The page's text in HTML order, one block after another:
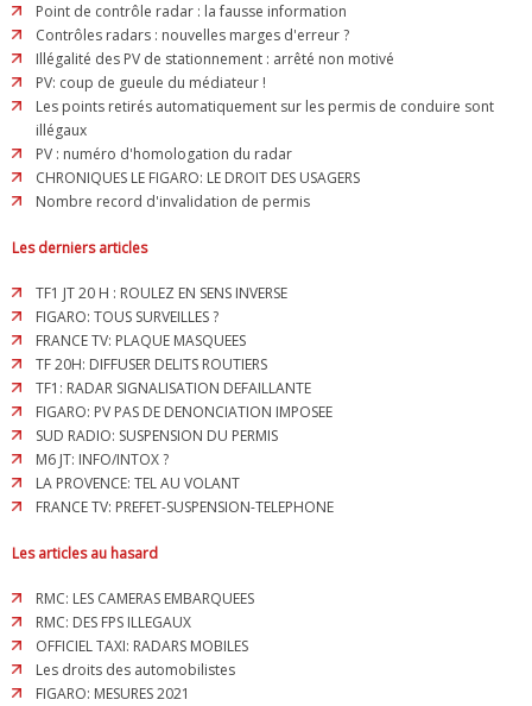
Point de contrôle radar : la fausse information
Contrôles radars : nouvelles marges d'erreur ?
Illégalité des PV de stationnement : arrêté non motivé
PV: coup de gueule du médiateur !
Les points retirés automatiquement sur les permis de conduire sont
illégaux
PV : numéro d'homologation du radar
CHRONIQUES LE FIGARO: LE DROIT DES USAGERS
Nombre record d'invalidation de permis
Les derniers articles
TF1 JT 20 H : ROULEZ EN SENS INVERSE
FIGARO: TOUS SURVEILLES ?
FRANCE TV: PLAQUE MASQUEES
TF 20H: DIFFUSER DELITS ROUTIERS
TF1: RADAR SIGNALISATION DEFAILLANTE
FIGARO: PV PAS DE DENONCIATION IMPOSEE
SUD RADIO: SUSPENSION DU PERMIS
M6 JT: INFO/INTOX ?
LA PROVENCE: TEL AU VOLANT
FRANCE TV: PREFET-SUSPENSION-TELEPHONE
Les articles au hasard
RMC: LES CAMERAS EMBARQUEES
RMC: DES FPS ILLEGAUX
OFFICIEL TAXI: RADARS MOBILES
Les droits des automobilistes
FIGARO: MESURES 2021